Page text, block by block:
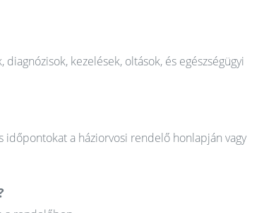
kezelések, oltások, és egészségügyi
a háziorvosi rendelő honlapján vagy